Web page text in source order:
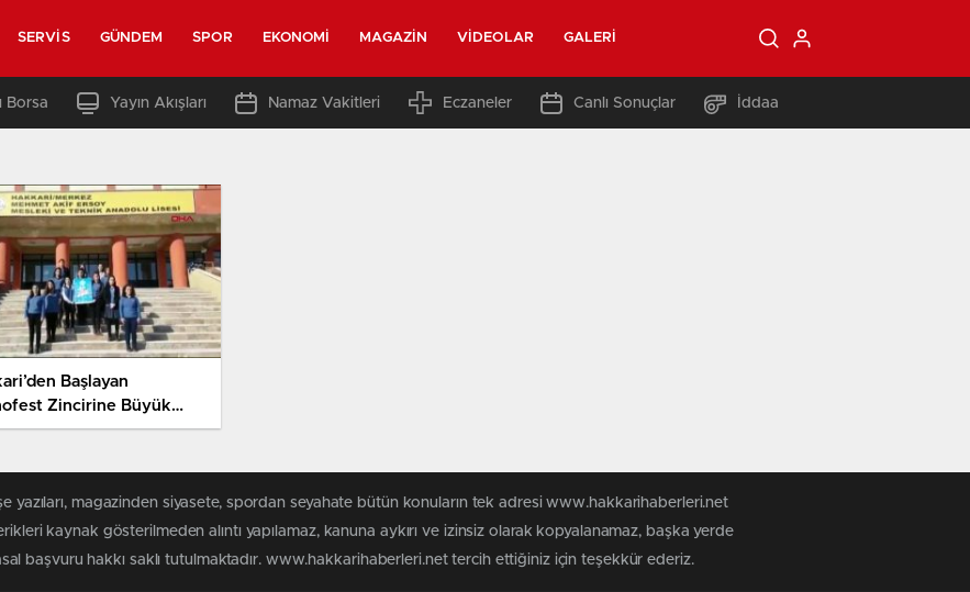
SERVIS GÜNDEM SPOR EKONOMI MAGAZIN VIDEOLAR GALERI
Borsa Yayın Akışları Namaz Vakitleri Eczaneler Canlı Sonuçlar İddaa
Başlayan
Zincirine Büyük
yazıları, magazinden siyasete, spordan seyahate bütün konuların tek adresi www.hakkarihaberleri.net
kaynak gösterilmeden alıntı yapılamaz, kanuna aykırı ve izinsiz olarak kopyalanamaz, başka yerde
başvuru hakkı saklı tutulmaktadır. www.hakkarihaberleri.net tercih ettiğiniz için teşekkür ederiz.